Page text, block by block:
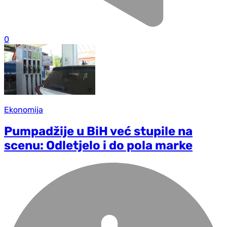
0
Ekonomija
Pumpadžije u BiH već stupile na
scenu: Odletjelo i do pola marke